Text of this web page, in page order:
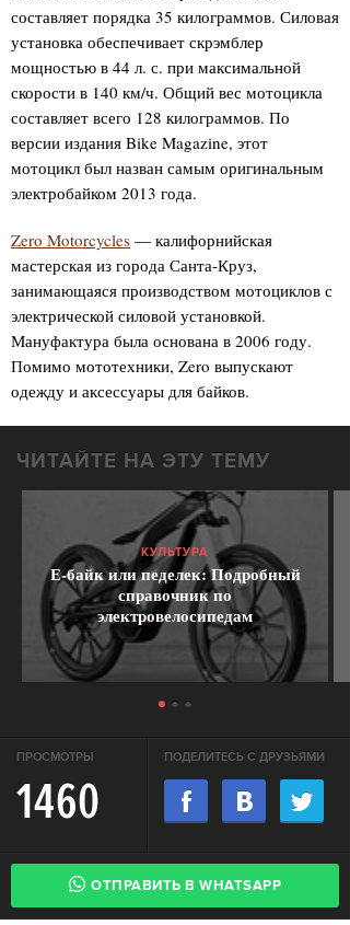
составляет порядка 35 килограммов. Силовая
установка обеспечивает скрэмблер
мощностью в 44 л. с. при максимальной
скорости в 140 км/ч. Общий вес мотоцикла
составляет всего 128 килограммов. По
версии издания Bike Magazine, этот
мотоцикл был назван самым оригинальным
электробайком 2013 года.
Zero Motorcycles — калифорнийская
мастерская из города Санта-Круз,
занимающаяся производством мотоциклов с
электрической силовой установкой.
Мануфактура была основана в 2006 году.
Помимо мототехники, Zero выпускают
одежду и аксессуары для байков.
ЧИТАЙТЕ НА ЭТУ ТЕМУ
КУЛЬТУРА
Е-байк или педелек: Подробный
справочник по
электровелосипедам
ПРОСМОТРЫ
1460
ПОДЕЛИТЕСЬ С ДРУЗЬЯМИ
ОТПРАВИТЬ В WHATSAPP